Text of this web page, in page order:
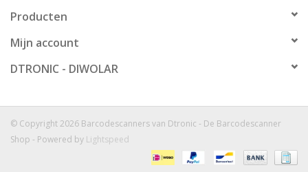
Producten
Mijn account
DTRONIC - DIWOLAR
© Copyright 2026 Barcodescanners van Dtronic - De Barcodescanner
Shop - Powered by Lightspeed